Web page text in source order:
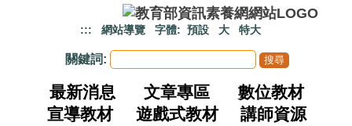
::: 網站導覽 字體: 預設 大 特大
關鍵詞:
最新消息 文章專區
數位教材
宣導教材
遊戲式教材
講師資源